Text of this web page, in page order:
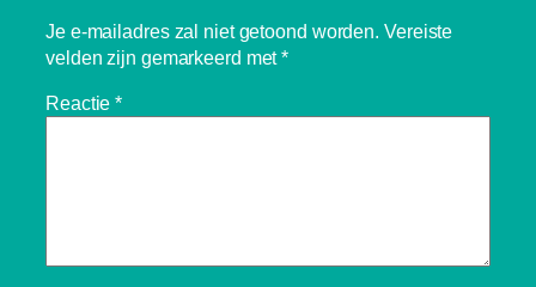
Je e-mailadres zal niet getoond worden. Vereiste
velden zijn gemarkeerd met*
Reactie*